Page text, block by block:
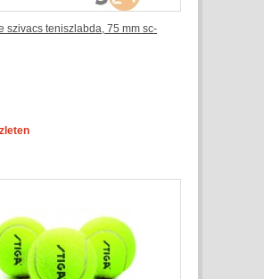
szivacs teniszlabda, 75 mm sc-